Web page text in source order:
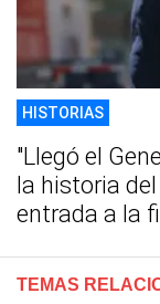
HISTORIAS
"Llegó el
la historia
entrada a la
TEMAS